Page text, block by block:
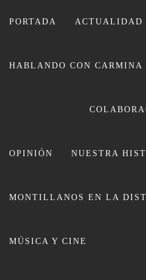
PORTADA ACTUALIDAD
HABLANDO CON CARMINA
OPINIÓN NUESTRA
MONTILLANOS EN LA
MÚSICA Y CINE
Entrevista/ «Esos